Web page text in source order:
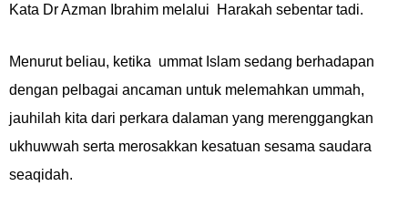
Kata Dr Azman Ibrahim melalui Harakah sebentar tadi.
Menurut beliau, ketika ummat Islam sedang berhadapan
dengan pelbagai ancaman untuk melemahkan ummah,
jauhilah kita dari perkara dalaman yang merenggangkan
ukhuwwah serta merosakkan kesatuan sesama saudara
seaqidah.